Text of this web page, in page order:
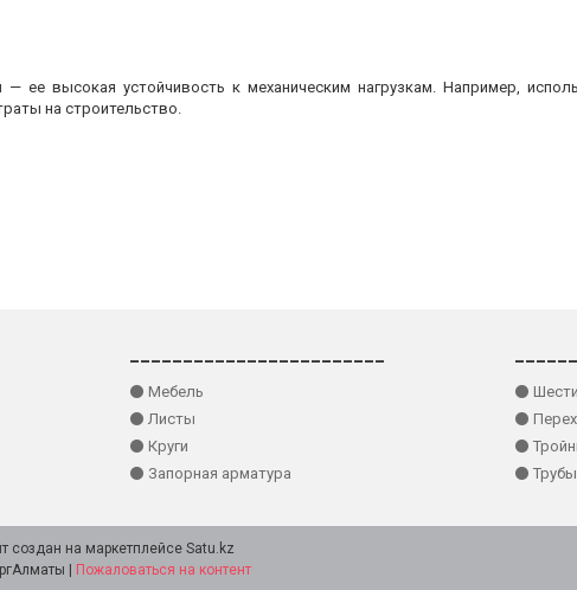
высокая устойчивость к механическим нагрузкам. Например,
на строительство.
⚫ Мебель
⚫ Листы
⚫ Круги
⚫ Запорная арматура
⚫
⚫
⚫
⚫
создан на маркетплейсе Satu.kz
Пожаловаться на контент